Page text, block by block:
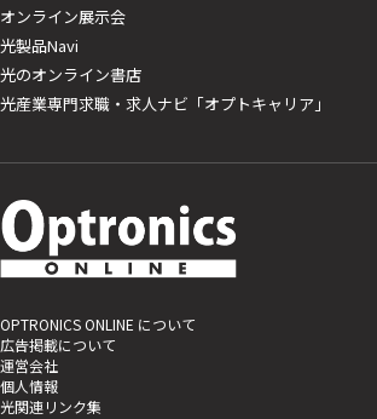
オンライン展示会
光製品Navi
光のオンライン書店
光産業専門求職・求人ナビ「オプトキャリア」
OPTRONICS ONLINE について
広告掲載について
運営会社
個人情報
光関連リンク集